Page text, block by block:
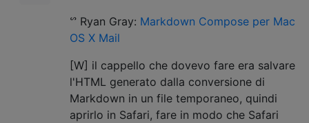
ᔥ Ryan Gray: Markdown Compose per Mac
OS X Mail
[W] il cappello che dovevo fare era salvare
l'HTML generato dalla conversione di
Markdown in un file temporaneo, quindi
aprirlo in Safari, fare in modo che Safari